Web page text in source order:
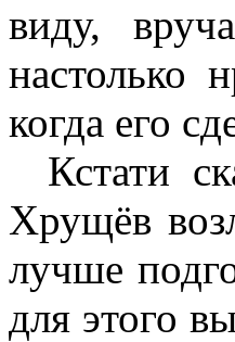
виду,
настолько
когда его
Кстати
Хрущёв
лучше
для этого